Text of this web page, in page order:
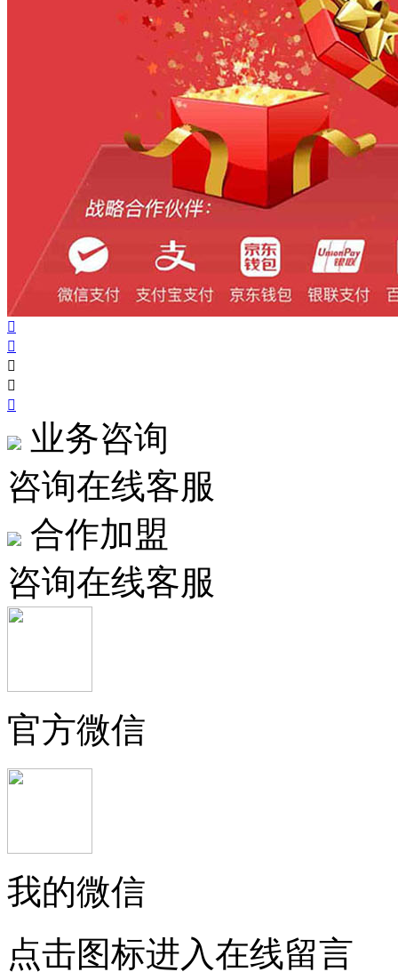





业务咨询
咨询在线客服
合作加盟
咨询在线客服
官方微信
我的微信
点击图标进入在线留言